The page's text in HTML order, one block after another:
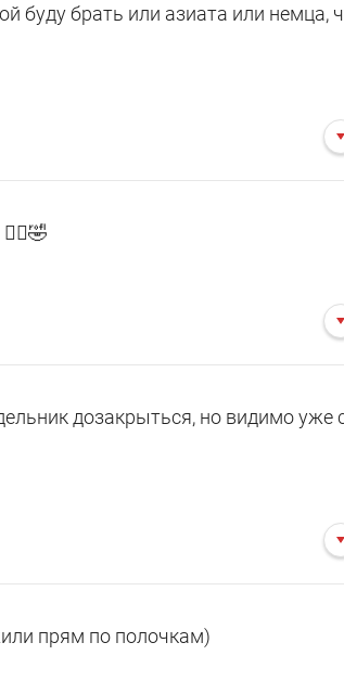
буду брать или азиата или немца,
дозакрыться, но видимо уже
прям по полочкам)